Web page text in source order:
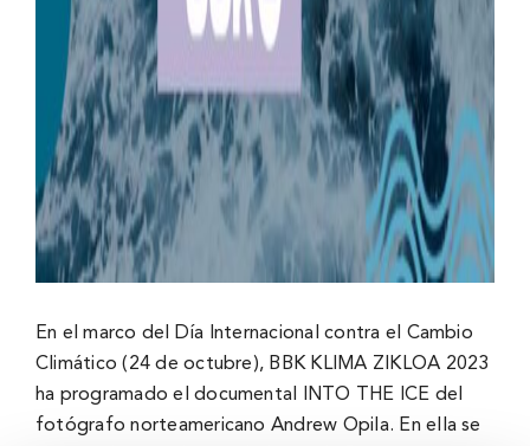
En el marco del Día Internacional contra el Cambio
Climático (24 de octubre), BBK KLIMA ZIKLOA 2023
ha programado el documental INTO THE ICE del
fotógrafo norteamericano Andrew Opila. En ella se